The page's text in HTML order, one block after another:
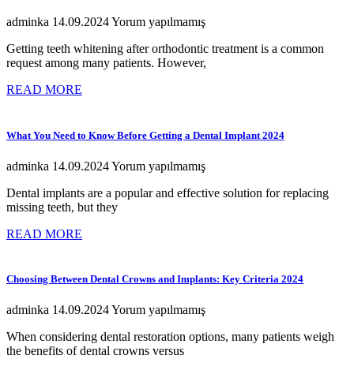
adminka 14.09.2024Yorum yapılmamış
Getting teeth whitening after orthodontic treatment is a common
request among many patients. However,
READ MORE
What You Need to Know Before Getting a Dental Implant 2024
adminka 14.09.2024Yorum yapılmamış
Dental implants are a popular and effective solution for replacing
missing teeth, but they
READ MORE
Choosing Between Dental Crowns and Implants: Key Criteria 2024
adminka 14.09.2024Yorum yapılmamış
When considering dental restoration options, many patients weigh
the benefits of dental crowns versus